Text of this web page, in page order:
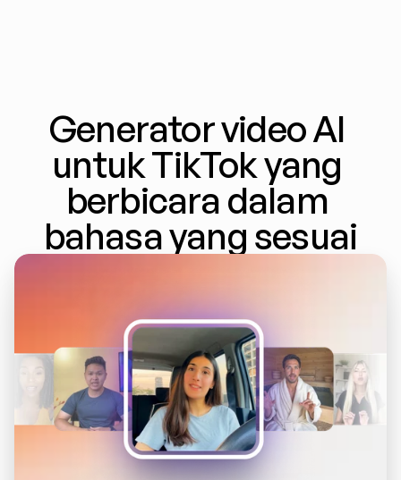
Generator video AI
untuk TikTok yang
berbicara dalam
bahasa yang sesuai